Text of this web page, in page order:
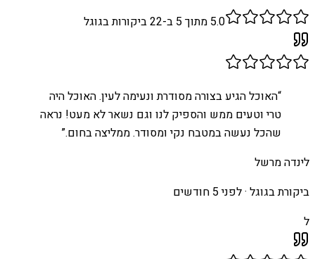
5.0 מתוך 5 ב- 22ביקורות בגוגל
“האוכל הגיע בצורה מסודרת ונעימה לעין. האוכל היה
טרי וטעים ממש והספיק לנו וגם נשאר לא מעט! נראה
שהכל נעשה במטבח נקי ומסודר. ממליצה בחום.”
לינדה מרשל
ביקורת בגוגל ·לפני 5 חודשים
ל